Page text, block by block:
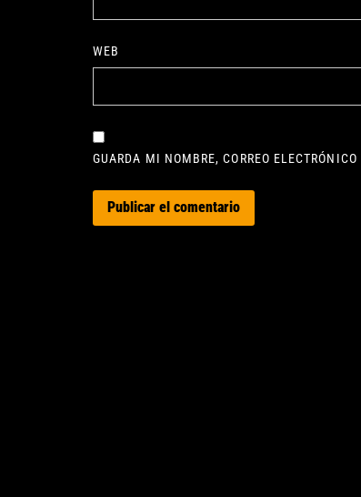
WEB
GUARDA MI NOMBRE, CORREO